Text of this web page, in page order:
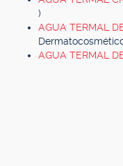
)
AGUA TERMAL
AGUA TERMAL